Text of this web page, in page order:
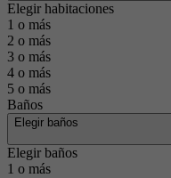
Elegir habitaciones
1 o más
2 o más
3 o más
4 o más
5 o más
Baños
Elegir baños
Elegir baños
1 o más